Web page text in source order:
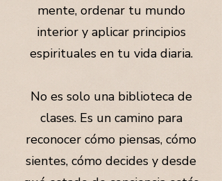
mente, ordenar tu mundo
interior y aplicar principios
espirituales en tu vida diaria.
No es solo una biblioteca de
clases. Es un camino para
reconocer cómo piensas, cómo
sientes, cómo decides y desde